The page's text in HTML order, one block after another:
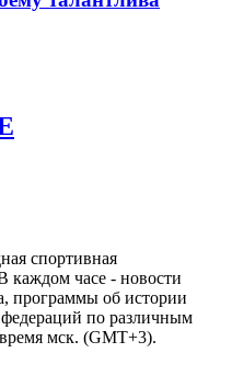
спортивная
каждом часе - новости
программы об истории
по различным
мск. (GMT+3).